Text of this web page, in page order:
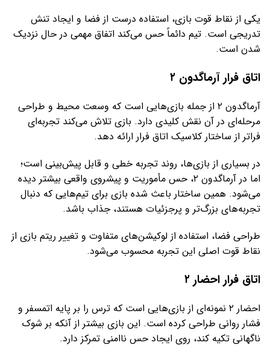
یکی از نقاط قوت بازی، استفاده درست از فضا و ایجاد تنش
تدریجی است. تیم دائماً حس می‌کند اتفاق مهمی در حال نزدیک
شدن است.
اتاق فرار آرماگدون ۲
آرماگدون ۲ از جمله بازی‌هایی است که وسعت محیط و طراحی
مرحله‌ای در آن نقش کلیدی دارد. بازی تلاش می‌کند تجربه‌ای
فراتر از ساختار کلاسیک اتاق فرار ارائه دهد.
در بسیاری از بازی‌ها، روند تجربه خطی و قابل پیش‌بینی است؛
اما در آرماگدون ۲، حس مأموریت و پیشروی واقعی بیشتر دیده
می‌شود. همین ساختار باعث شده بازی برای تیم‌هایی که دنبال
تجربه‌های بزرگ‌تر و پرجزئیات هستند، جذاب باشد.
طراحی فضا، استفاده از لوکیشن‌های متفاوت و تغییر ریتم بازی از
نقاط قوت اصلی این تجربه محسوب می‌شود.
اتاق فرار احضار ۲
احضار ۲ نمونه‌ای از بازی‌هایی است که ترس را بر پایه اتمسفر و
فشار روانی طراحی کرده است. این بازی بیشتر از آنکه بر شوک
ناگهانی تکیه کند، روی ایجاد حس ناامنی تمرکز دارد.